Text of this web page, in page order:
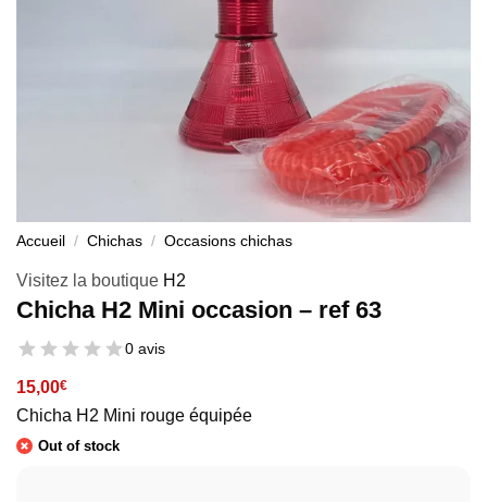
Accueil / Chichas / Occasions chichas
Visitez la boutique H2
Chicha H2 Mini occasion – ref 63
0 avis
15,00€
Chicha H2 Mini rouge équipée
Out of stock